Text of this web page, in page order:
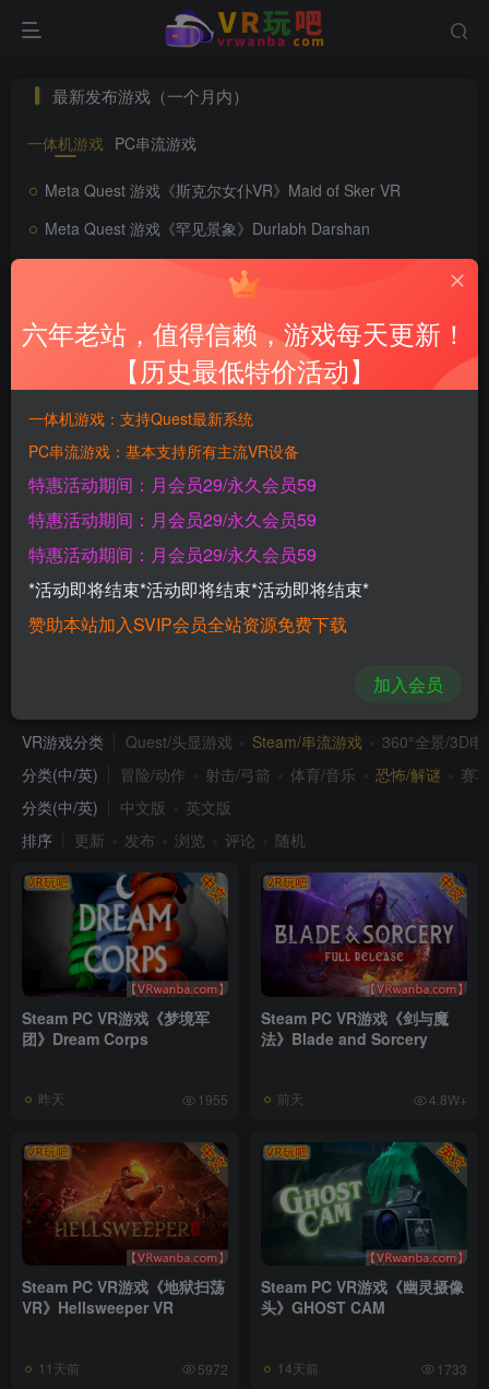
最新发布游戏（一个月内）
一体机游戏 PC串流游戏
Meta Quest 游戏《斯克尔女仆VR》Maid of Sker VR
Meta Quest 游戏《罕见景象》Durlabh Darshan
Meta Quest 游戏《机械忍者VR》Karakuri Ninja VR
Meta Quest 游戏《战斗健身：VR有氧拳击》Battle Fit: VR Cardio Boxing
Meta Quest 游戏《颜色》Coloris
Meta Quest 游戏《ASMR游乐场》ASMR Playground
Meta Quest 游戏《VR迷你高尔夫》VR Mini Golf
Meta Quest 游戏《极限滑翔伞》Paraglide Xtreme
>加载更多
VR游戏分类 Quest/头显游戏 Steam/串流游戏
360°全景/3D电
分类(中/英)
冒险/动作 射击/弓箭 体育/音乐 恐怖/解谜
赛
分类(中/英)
中文版
英文版
排序
更新 发布 浏览 评论 随机
Steam PC VR游戏《梦境军
团》Dream Corps
昨天 1955
Steam PC VR游戏《剑与魔
法》Blade and Sorcery
前天 4.8W+
Steam PC VR游戏《地狱扫荡
VR》Hellsweeper VR
11天前 5972
Steam PC VR游戏《幽灵摄像
头》GHOST CAM
14天前 1733
六年老站，值得信赖，游戏每天更新！
【历史最低特价活动】
一体机游戏：支持Quest最新系统
PC串流游戏：基本支持所有主流VR设备
特惠活动期间：月会员29/永久会员59
特惠活动期间：月会员29/永久会员59
特惠活动期间：月会员29/永久会员59
*活动即将结束*活动即将结束*活动即将结束*
赞助本站加入SVIP会员全站资源免费下载
加入会员